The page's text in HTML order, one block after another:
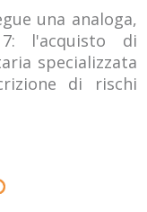
una analoga,
l'acquisto di
specializzata
di rischi